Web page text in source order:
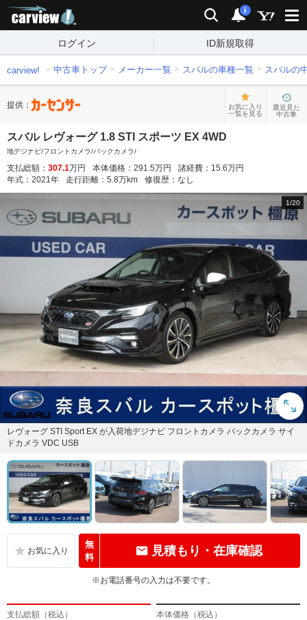
検索 通知
i
ログイン ID新規取得
carview! 中古車トップ メーカー一覧 スバルの車種一覧 スバルの
提供：
お気に入り
一覧を見る
最近見た
中古車
スバル レヴォーグ 1.8 STI スポーツ EX 4WD
地デジナビ/フロントカメラ/バックカメラ/
支払総額： 307.1万円 本体価格： 291.5万円 諸経費： 15.6万円
年式： 2021年 走行距離： 5.8万km 修復歴： なし
1/20
レヴォーグ STI Sport EX が入荷地デジナビ フロントカメラ バックカメラ サイ
ドカメラ VDC USB
無
料
見積もり・在庫確認
※お電話番号の入力は不要です。
支払総額（税込） 本体価格（税込）